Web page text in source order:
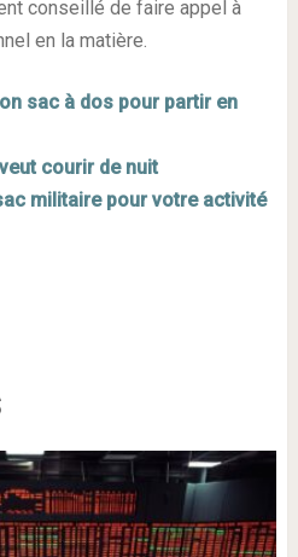
conseillé de faire appel à
en la matière.
sac à dos pour partir en
courir de nuit
militaire pour votre activité